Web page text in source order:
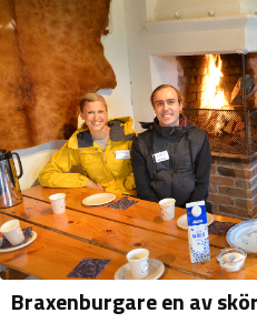
Braxenburgare en av